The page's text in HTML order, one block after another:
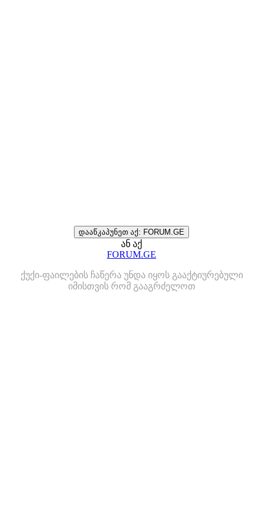
დააწკაპუნეთ აქ: FORUM.GE
ან აქ
FORUM.GE
ქუქი-ფაილების ჩაწერა უნდა იყოს გააქტიურებული
იმისთვის რომ გააგრძელოთ